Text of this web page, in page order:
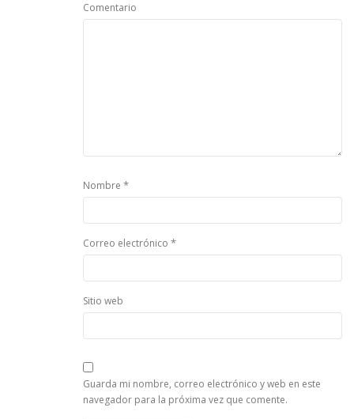
Comentario
Nombre *
Correo electrónico *
Sitio web
Guarda mi nombre, correo electrónico y web en este
navegador para la próxima vez que comente.